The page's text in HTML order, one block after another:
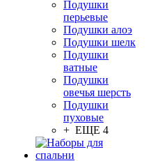
Подушки
перьевые
Подушки алоэ
Подушки шелк
Подушки
ватные
Подушки
овечья шерсть
Подушки
пуховые
+ ЕЩЕ 4